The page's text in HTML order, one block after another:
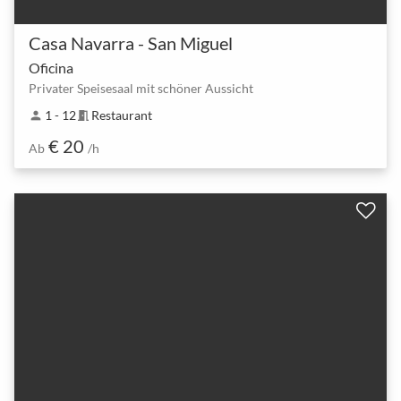
Casa Navarra - San Miguel
Oficina
Privater Speisesaal mit schöner Aussicht
person 1 - 12meeting_room Restaurant
Ab € 20 /h